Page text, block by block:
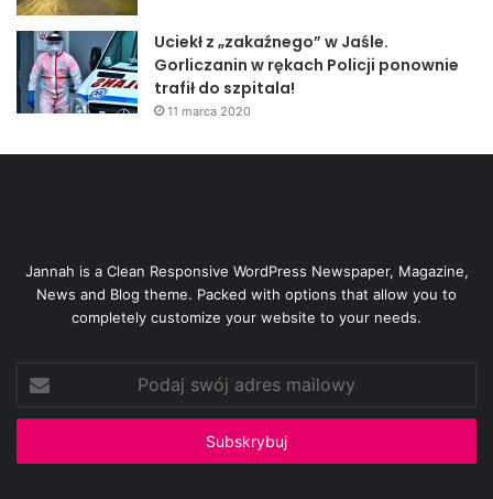
Uciekł z „zakaźnego” w Jaśle.
Gorliczanin w rękach Policji ponownie
trafił do szpitala!
11 marca 2020
Jannah is a Clean Responsive WordPress Newspaper, Magazine,
News and Blog theme. Packed with options that allow you to
completely customize your website to your needs.
swój
adres